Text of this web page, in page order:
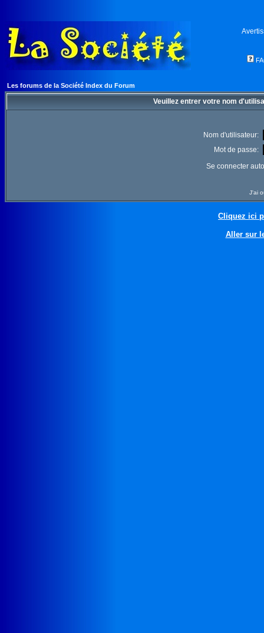
Les forums de la Société Index du Forum
Veuillez entrer votre nom
Nom d'utilisateur:
Mot de passe:
Se connecter
J'ai
Cliquez ici
Aller sur